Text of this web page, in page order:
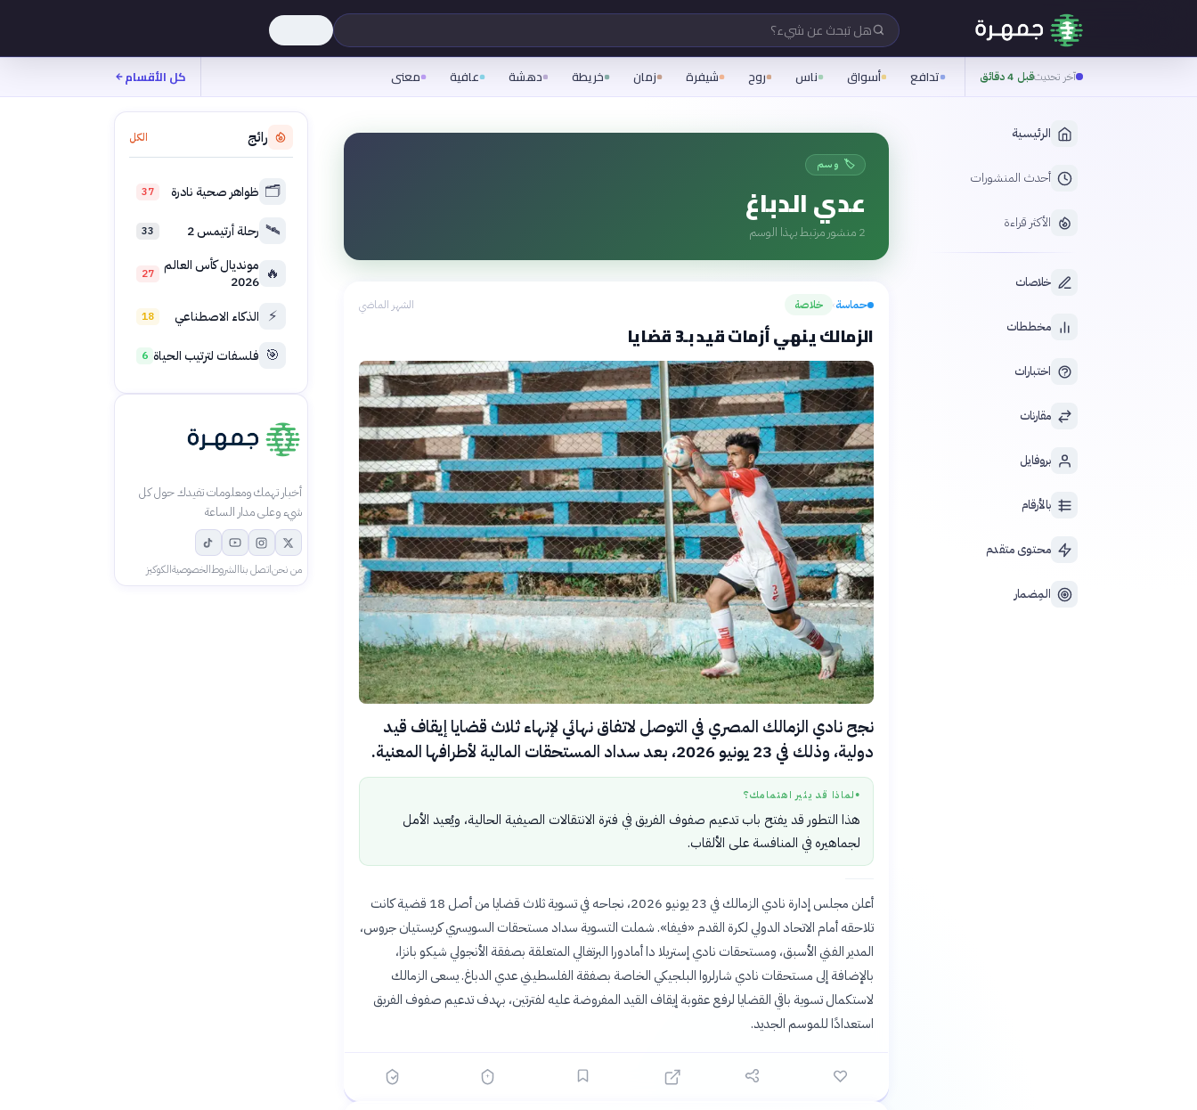
هل تبحث عن شيء؟
آخر تحديثقبل 4 دقائق تدافع أسواق ناس روح شيفرة زمان خريطة دهشة عافية معنى كل الأقسام
الرئيسية
أحدث المنشورات
الأكثر قراءة
خلاصات
مخططات
اختبارات
مقارنات
بروفايل
بالأرقام
محتوى متقدم
المِضمار
🏷️ وسم
عدي الدباغ
2 منشور مرتبط بهذا الوسم
حماسة› خلاصة الشهر الماضي
الزمالك ينهي أزمات قيد بـ3 قضايا
نجح نادي الزمالك المصري في التوصل لاتفاق نهائي لإنهاء ثلاث قضايا إيقاف قيد
دولية، وذلك في 23 يونيو 2026، بعد سداد المستحقات المالية لأطرافها المعنية.
● لماذا قد يثير اهتمامك؟
هذا التطور قد يفتح باب تدعيم صفوف الفريق في فترة الانتقالات الصيفية الحالية، ويُعيد الأمل
لجماهيره في المنافسة على الألقاب.
أعلن مجلس إدارة نادي الزمالك في 23 يونيو 2026، نجاحه في تسوية ثلاث قضايا من أصل 18 قضية كانت
تلاحقه أمام الاتحاد الدولي لكرة القدم «فيفا». شملت التسوية سداد مستحقات السويسري كريستيان جروس،
المدير الفني الأسبق، ومستحقات نادي إستريلا دا أمادورا البرتغالي المتعلقة بصفقة الأنجولي شيكو بانزا،
بالإضافة إلى مستحقات نادي شارلروا البلجيكي الخاصة بصفقة الفلسطيني عدي الدباغ. يسعى الزمالك
لاستكمال تسوية باقي القضايا لرفع عقوبة إيقاف القيد المفروضة عليه لفترتين، بهدف تدعيم صفوف الفريق
استعدادًا للموسم الجديد.
رائج الكل
🗂️ ظواهر صحية نادرة 37
🛰️ رحلة أرتيمس 2 33
🔥 مونديال كأس العالم
2026
27
⚡ الذكاء الاصطناعي 18
🎯 فلسفات لترتيب الحياة 6
أخبار تهمك ومعلومات تفيدك حول كل
شيء وعلى مدار الساعة
من نحناتصل بناالشروطالخصوصيةالكوكيز